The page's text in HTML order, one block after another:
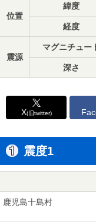
位置
緯度
経度
震源
マグニチュー
深さ
X(旧twitter)
震度1
鹿児島十島村